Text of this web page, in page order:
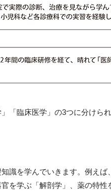
「臨床医学」の3つに分けら
識を学んでいきます。例えば
を学ぶ「解剖学」、薬の特性